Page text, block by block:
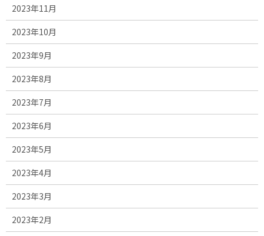
2023年11月
2023年10月
2023年9月
2023年8月
2023年7月
2023年6月
2023年5月
2023年4月
2023年3月
2023年2月